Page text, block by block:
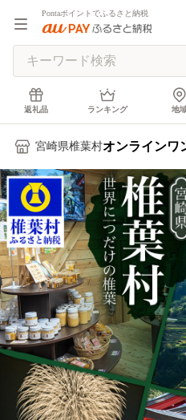
Pontaポイントでふるさと納税
返礼品 ランキング 地
宮崎県椎葉村オンラインワ